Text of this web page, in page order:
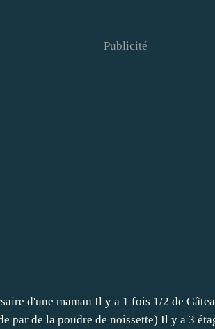
Publicité
d'une maman Il y a 1 fois 1/2 de
par de la poudre de noissette) Il y a 3